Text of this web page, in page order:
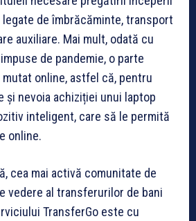
de îmbrăcăminte, transport
auxiliare. Mai mult, odată cu
de pandemie, o parte
online, astfel că, pentru
și nevoia achiziției unui laptop
inteligent, care să le permită
online.
cea mai activă comunitate de
vedere al transferurilor de bani
TransferGo este cu